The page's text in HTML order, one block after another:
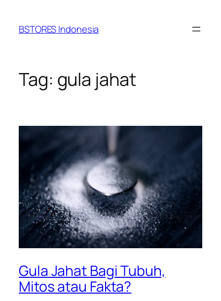
konten
BSTORES Indonesia
Tag: gula jahat
Gula Jahat Bagi Tubuh,
Mitos atau Fakta?